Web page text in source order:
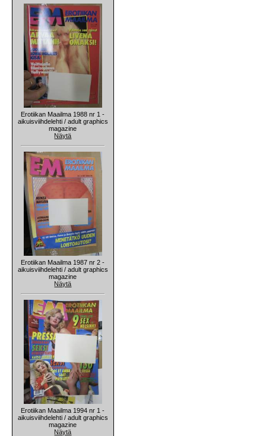
Erotiikan Maailma 1988 nr 1 -
aikuisviihdelehti / adult graphics
magazine
Näytä
Erotiikan Maailma 1987 nr 2 -
aikuisviihdelehti / adult graphics
magazine
Näytä
Erotiikan Maailma 1994 nr 1 -
aikuisviihdelehti / adult graphics
magazine
Näytä